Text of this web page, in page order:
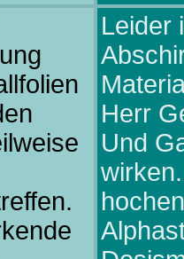
Leider
Herr
Und